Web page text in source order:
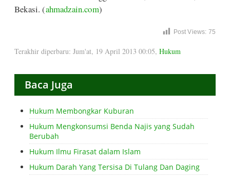
Bekasi. (ahmadzain.com)
Post Views: 75
Terakhir diperbaru: Jum'at, 19 April 2013 00:05, Hukum
Baca Juga
Hukum Membongkar Kuburan
Hukum Mengkonsumsi Benda Najis yang Sudah
Berubah
Hukum Ilmu Firasat dalam Islam
Hukum Darah Yang Tersisa Di Tulang Dan Daging